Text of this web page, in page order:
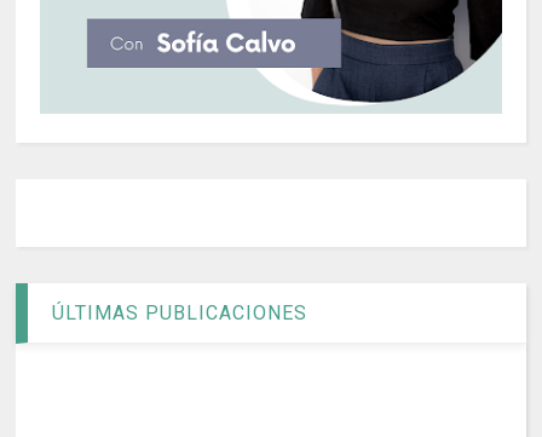
ÚLTIMAS PUBLICACIONES